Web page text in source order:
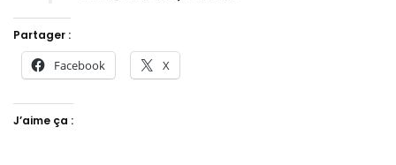
Partager :
Facebook X
J’aime ça :